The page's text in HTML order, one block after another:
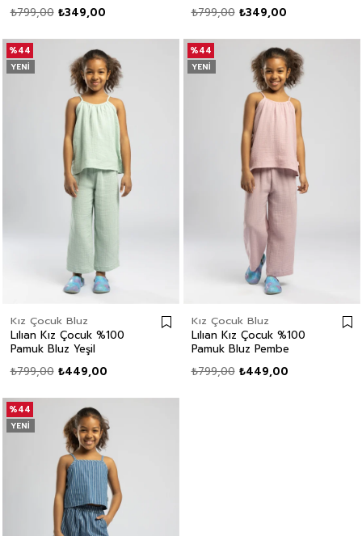
₺349,00
₺799,00
₺349,00
₺799,00
Kız Çocuk Bluz
Lılıan Kız Çocuk %100
Pamuk Bluz Yeşil
₺449,00
₺799,00
%44
YENI
Kız Çocuk Bluz
Lılıan Kız Çocuk %100
Pamuk Bluz Pembe
₺449,00
₺799,00
%44
YENI
%44
YENI